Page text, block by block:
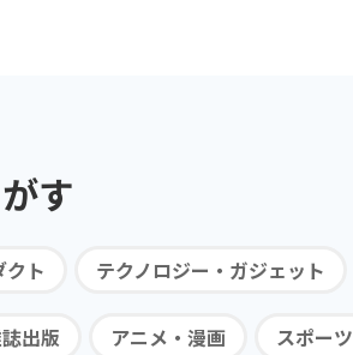
す
クト テクノロジー・ガジェット
出版 アニメ・漫画 スポーツ